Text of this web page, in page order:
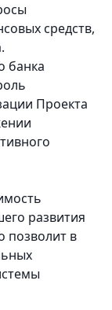
средств,
банка
Проекта
развития
позволит в